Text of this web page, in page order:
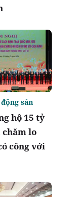
hộ 15 tỷ
chăm lo
công với
sản